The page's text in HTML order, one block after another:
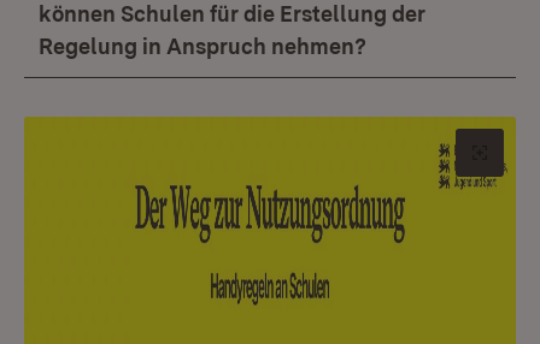
können Schulen für die Erstellung der
Regelung in Anspruch nehmen?